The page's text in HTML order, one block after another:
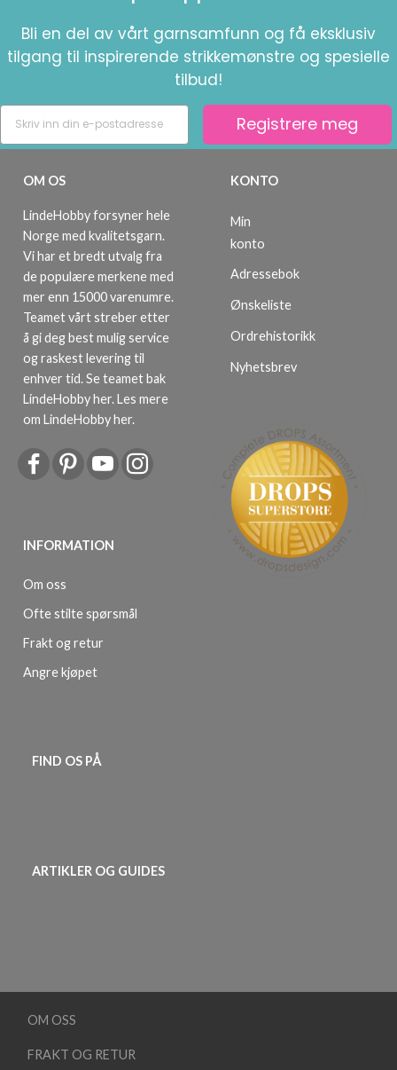
Bli en del av vårt garnsamfunn og få eksklusiv
tilgang til inspirerende strikkemønstre og spesielle
tilbud!
Registrere meg
OM OS
LindeHobby forsyner hele
Norge med kvalitetsgarn.
Vi har et bredt utvalg fra
de populære merkene med
mer enn 15000 varenumre.
Teamet vårt streber etter
å gi deg best mulig service
og raskest levering til
enhver tid. Se teamet bak
LindeHobby her.Les mere
om LindeHobby her.
INFORMATION
Om oss
Ofte stilte spørsmål
Frakt og retur
Angre kjøpet
KONTO
Min
konto
Adressebok
Ønskeliste
Ordrehistorikk
Nyhetsbrev
FIND OS PÅ
ARTIKLER OG GUIDES
OM OSS
FRAKT OG RETUR